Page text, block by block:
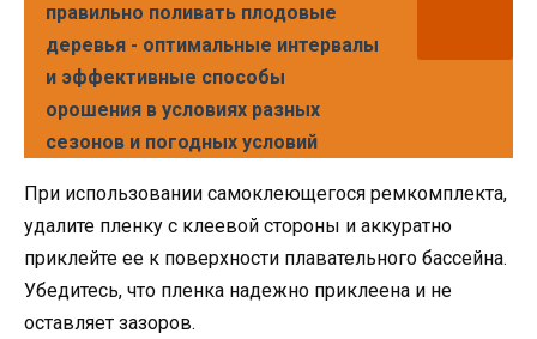
правильно поливать плодовые
деревья - оптимальные интервалы
и эффективные способы
орошения в условиях разных
сезонов и погодных условий
При использовании самоклеющегося ремкомплекта,
удалите пленку с клеевой стороны и аккуратно
приклейте ее к поверхности плавательного бассейна.
Убедитесь, что пленка надежно приклеена и не
оставляет зазоров.